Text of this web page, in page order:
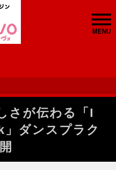
MENU
さが伝わる「I
ダンスプラク